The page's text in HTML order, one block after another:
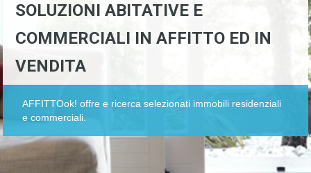
SOLUZIONI ABITATIVE E
COMMERCIALI IN AFFITTO ED IN
VENDITA
AFFITTOok! offre e ricerca selezionati immobili residenziali
e commerciali.